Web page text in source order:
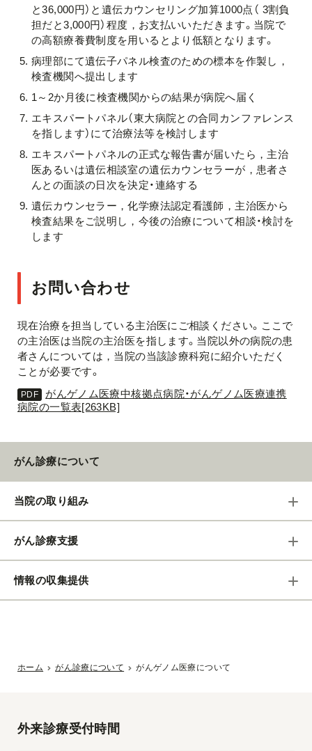
と36,000円）と遺伝カウンセリング加算1000点（ 3割負
担だと3,000円）程度，お支払いいただきます。当院で
の高額療養費制度を用いるとより低額となります。
病理部にて遺伝子パネル検査のための標本を作製し，
検査機関へ提出します
1～2か月後に検査機関からの結果が病院へ届く
エキスパートパネル（東大病院との合同カンファレンス
を指します）にて治療法等を検討します
エキスパートパネルの正式な報告書が届いたら，主治
医あるいは遺伝相談室の遺伝カウンセラーが，患者さ
んとの面談の日次を決定・連絡する
遺伝カウンセラー，化学療法認定看護師，主治医から
検査結果をご説明し，今後の治療について相談・検討を
します
お問い合わせ
現在治療を担当している主治医にご相談ください。ここで
の主治医は当院の主治医を指します。当院以外の病院の患
者さんについては，当院の当該診療科宛に紹介いただく
ことが必要です。
がんゲノム医療中核拠点病院・がんゲノム医療連携
病院の一覧表[263KB]
がん診療について
当院の取り組み
がん診療支援
情報の収集提供
ホーム がん診療について がんゲノム医療について
外来診療受付時間